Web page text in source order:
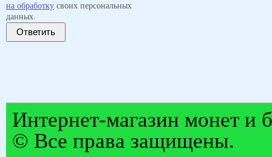
на обработку своих персональных
данных.
Ответить
Интернет-магазин монет и
© Все права защищены.